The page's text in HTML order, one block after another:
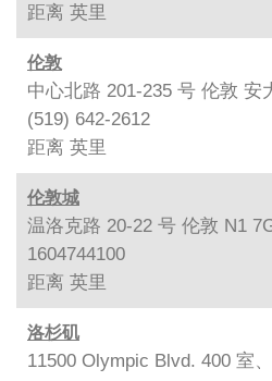
距离 英里
伦敦
中心北路 201-235 号 伦敦 安
(519) 642-2612
距离 英里
伦敦城
温洛克路 20-22 号 伦敦 N1
1604744100
距离 英里
洛杉矶
11500 Olympic Blvd. 400 室